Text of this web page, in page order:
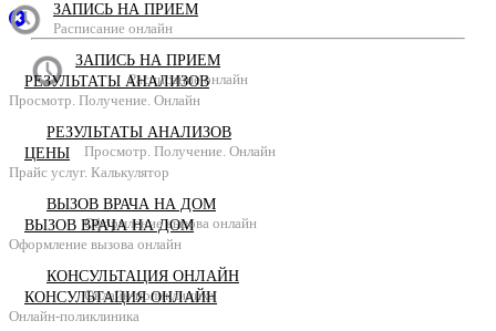
ЗАПИСЬ НА ПРИЕМ
Расписание онлайн
РЕЗУЛЬТАТЫ АНАЛИЗОВ
Просмотр. Получение. Онлайн
ВЫЗОВ ВРАЧА НА ДОМ
Оформление вызова онлайн
КОНСУЛЬТАЦИЯ ОНЛАЙН
Онлайн-поликлиника
ЗАПИСЬ НА ПРИЕМ
Расписание онлайн
РЕЗУЛЬТАТЫ АНАЛИЗОВ
Просмотр. Получение. Онлайн
ЦЕНЫ
Прайс услуг. Калькулятор
ВЫЗОВ ВРАЧА НА ДОМ
Оформление вызова онлайн
КОНСУЛЬТАЦИЯ ОНЛАЙН
Онлайн-поликлиника